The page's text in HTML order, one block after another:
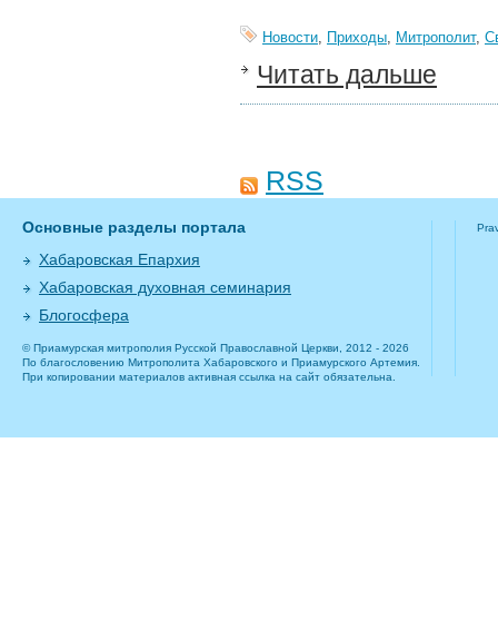
Новости, Приходы, Митрополит,
Читать дальше
RSS
Основные разделы портала
Хабаровская Епархия
Хабаровская духовная семинария
Блогосфера
© Приамурская митрополия Русской Православной Церкви, 2012 - 2026
По благословению Митрополита Хабаровского и Приамурского Артемия.
При копировании материалов активная ссылка на сайт обязательна.